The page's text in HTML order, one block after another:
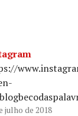
?
julho de 2018